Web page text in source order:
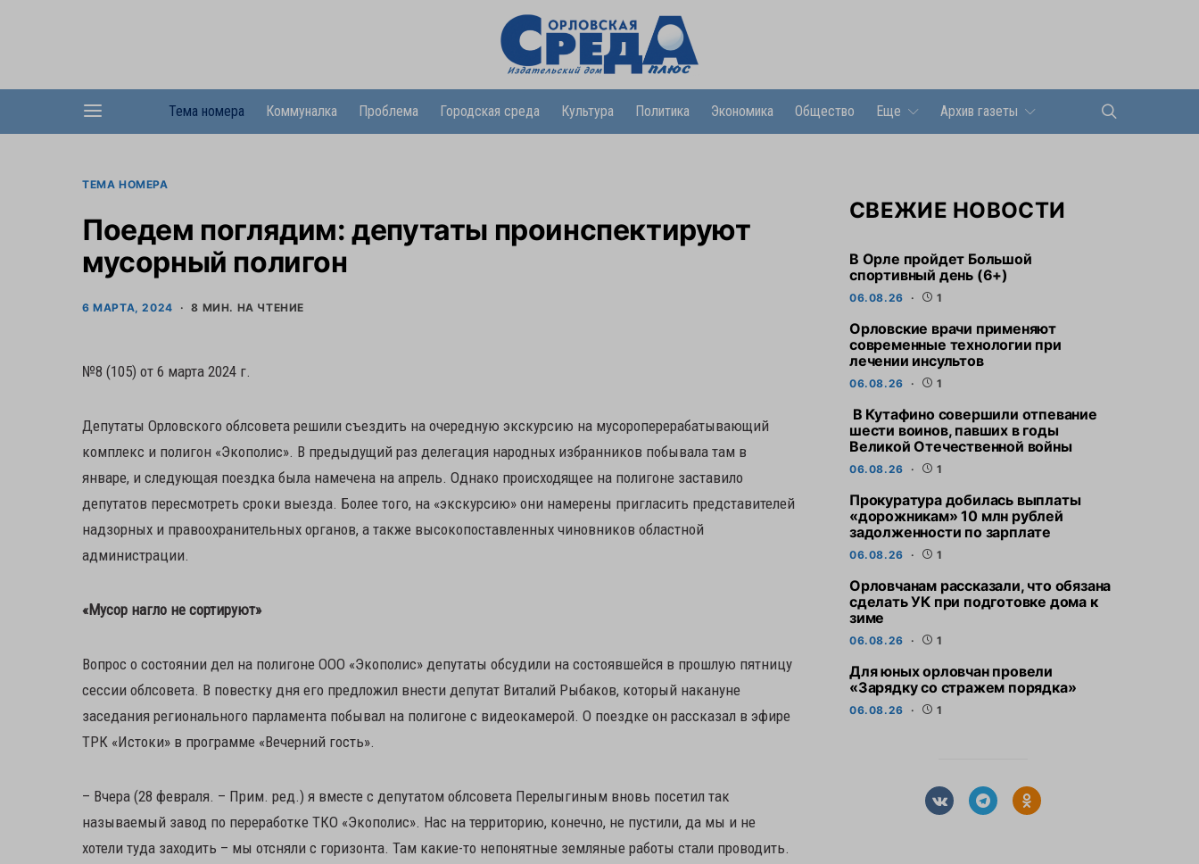
Тема номера Коммуналка Проблема Городская среда Культура Политика Экономика Общество Еще Архив газеты
ТЕМА НОМЕРА
Поедем поглядим: депутаты проинспектируют
мусорный полигон
6 МАРТА, 2024 8 МИН. НА ЧТЕНИЕ
№8 (105) от 6 марта 2024 г.
Депутаты Орловского облсовета решили съездить на очередную экскурсию на мусороперерабатывающий
комплекс и полигон «Экополис». В предыдущий раз делегация народных избранников побывала там в
январе, и следующая поездка была намечена на апрель. Однако происходящее на полигоне заставило
депутатов пересмотреть сроки выезда. Более того, на «экскурсию» они намерены пригласить представителей
надзорных и правоохранительных органов, а также высокопоставленных чиновников областной
администрации.
«Мусор нагло не сортируют»
Вопрос о состоянии дел на полигоне ООО «Экополис» депутаты обсудили на состоявшейся в прошлую пятницу
сессии облсовета. В повестку дня его предложил внести депутат Виталий Рыбаков, который накануне
заседания регионального парламента побывал на полигоне с видеокамерой. О поездке он рассказал в эфире
ТРК «Истоки» в программе «Вечерний гость».
– Вчера (28 февраля. – Прим. ред.) я вместе с депутатом облсовета Перелыгиным вновь посетил так
называемый завод по переработке ТКО «Экополис». Нас на территорию, конечно, не пустили, да мы и не
хотели туда заходить – мы отсняли с горизонта. Там какие-то непонятные земляные работы стали проводить.
СВЕЖИЕ НОВОСТИ
В Орле пройдет Большой
спортивный день (6+)
06.08.26 1
Орловские врачи применяют
современные технологии при
лечении инсультов
06.08.26 1
В Кутафино совершили отпевание
шести воинов, павших в годы
Великой Отечественной войны
06.08.26 1
Прокуратура добилась выплаты
«дорожникам» 10 млн рублей
задолженности по зарплате
06.08.26 1
Орловчанам рассказали, что обязана
сделать УК при подготовке дома к
зиме
06.08.26 1
Для юных орловчан провели
«Зарядку со стражем порядка»
06.08.26 1